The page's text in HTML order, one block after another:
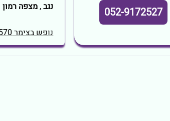
052-9172527 נגב,מצפה רמון
נופש בצימר 570 בנגב